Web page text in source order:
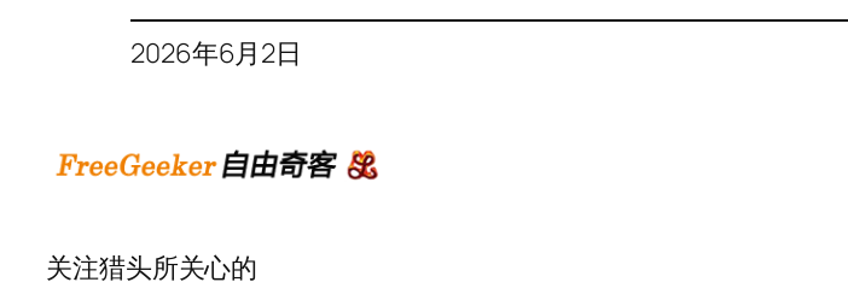
2026年6月2日
关注猎头所关心的